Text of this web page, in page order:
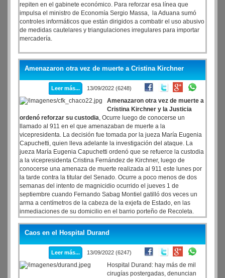
repiten en el gabinete económico. Para reforzar esa línea que
impulsa el ministro de Economía Sergio Massa, la Aduana sumó
controles informáticos que están dirigidos a combatir el uso abusivo
de medidas cautelares y triangulaciones irregulares para importar
mercadería.
Amenazaron otra vez de muerte a Cristina Kirchner
Leer más... 13/09/2022 (6248)
Amenazaron otra vez de muerte a
Cristina Kirchner y la Justicia
ordenó reforzar su custodia, Ocurre luego de conocerse un
llamado al 911 en el que amenazaban de muerte a la
vicepresidenta. La decisión fue tomada por la jueza María Eugenia
Capuchetti, quien lleva adelante la investigación del ataque. La
jueza María Eugenia Capuchetti ordenó que se refuerce la custodia
a la vicepresidenta Cristina Fernández de Kirchner, luego de
conocerse una amenaza de muerte realizada al 911 este lunes por
la tarde contra la titular del Senado. Ocurre a poco menos de dos
semanas del intento de magnicidio ocurrido el jueves 1 de
septiembre cuando Fernando Sabag Montiel gatilló dos veces un
arma a centímetros de la cabeza de la exjefa de Estado, en las
inmediaciones de su domicilio en el barrio porteño de Recoleta.
Caos en el Hospital Durand
Leer más... 13/09/2022 (6247)
Hospital Durand: hay más de mil
cirugías postergadas, denuncian